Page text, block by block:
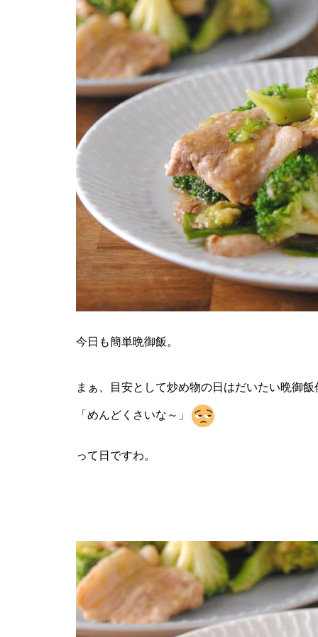
今日も簡単晩御飯。
まぁ、目安として炒め物の日はだいたい晩御飯
「めんどくさいな～」
って日ですわ。